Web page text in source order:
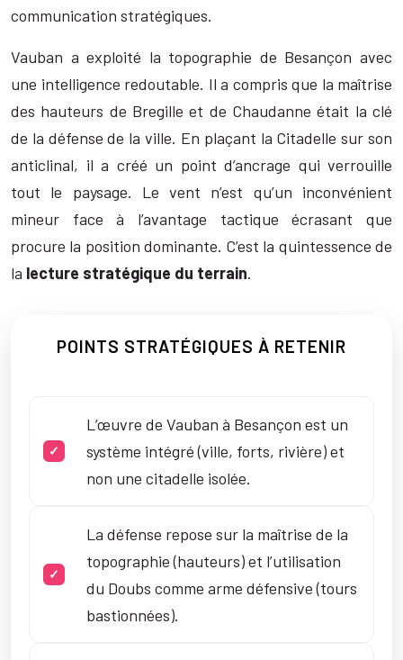
communication stratégiques.
Vauban a exploité la topographie de Besançon avec
une intelligence redoutable. Il a compris que la maîtrise
des hauteurs de Bregille et de Chaudanne était la clé
de la défense de la ville. En plaçant la Citadelle sur son
anticlinal, il a créé un point d’ancrage qui verrouille
tout le paysage. Le vent n’est qu’un inconvénient
mineur face à l’avantage tactique écrasant que
procure la position dominante. C’est la quintessence de
la lecture stratégique du terrain.
POINTS STRATÉGIQUES À RETENIR
L’œuvre de Vauban à Besançon est un
système intégré (ville, forts, rivière) et
non une citadelle isolée.
La défense repose sur la maîtrise de la
topographie (hauteurs) et l’utilisation
du Doubs comme arme défensive (tours
bastionnées).